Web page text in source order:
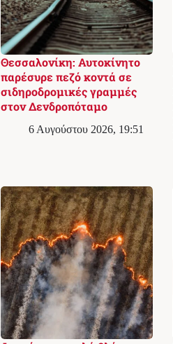
Θεσσαλονίκη: Αυτοκίνητο
παρέσυρε πεζό κοντά σε
σιδηροδρομικές γραμμές
στον Δενδροπόταμο
6 Αυγούστου 2026, 19:51